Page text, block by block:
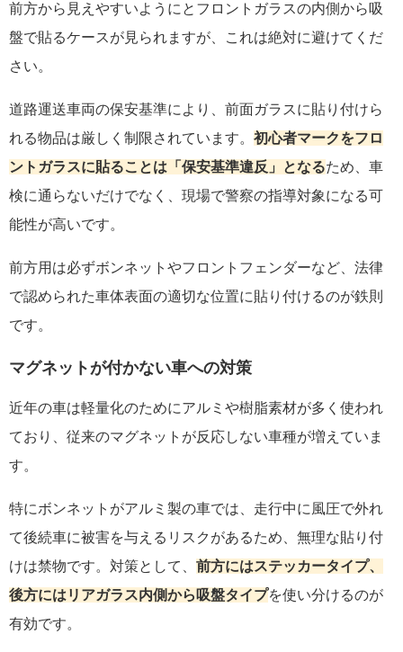
前方から見えやすいようにとフロントガラスの内側から吸
盤で貼るケースが見られますが、これは絶対に避けてくだ
さい。
道路運送車両の保安基準により、前面ガラスに貼り付けら
れる物品は厳しく制限されています。 初心者マークをフロ
ントガラスに貼ることは「保安基準違反」となるため、車
検に通らないだけでなく、現場で警察の指導対象になる可
能性が高いです。
前方用は必ずボンネットやフロントフェンダーなど、法律
で認められた車体表面の適切な位置に貼り付けるのが鉄則
です。
マグネットが付かない車への対策
近年の車は軽量化のためにアルミや樹脂素材が多く使われ
ており、従来のマグネットが反応しない車種が増えていま
す。
特にボンネットがアルミ製の車では、走行中に風圧で外れ
て後続車に被害を与えるリスクがあるため、無理な貼り付
けは禁物です。対策として、 前方にはステッカータイプ、
後方にはリアガラス内側から吸盤タイプを使い分けるのが
有効です。